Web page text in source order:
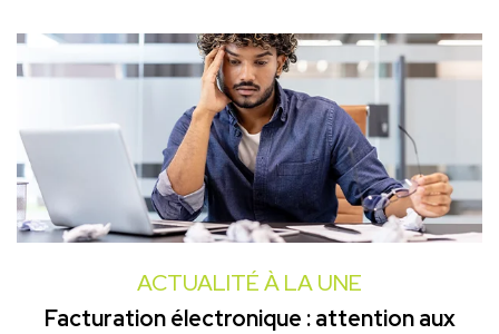
ACTUALITÉ À LA UNE
Facturation électronique : attention aux